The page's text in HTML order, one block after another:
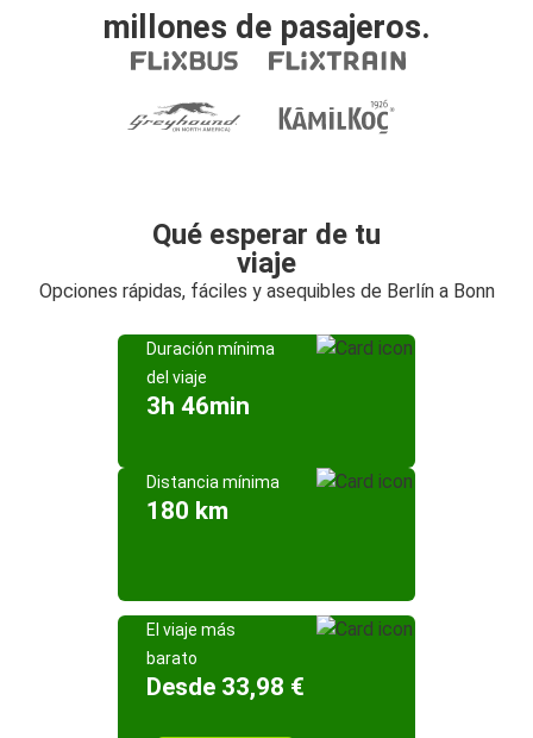
millones de pasajeros.
Qué esperar de tu
viaje
Opciones rápidas, fáciles y asequibles de Berlín a Bonn
Duración mínima
del viaje
3h 46min
Distancia mínima
180 km
El viaje más
barato
Desde 33,98 €